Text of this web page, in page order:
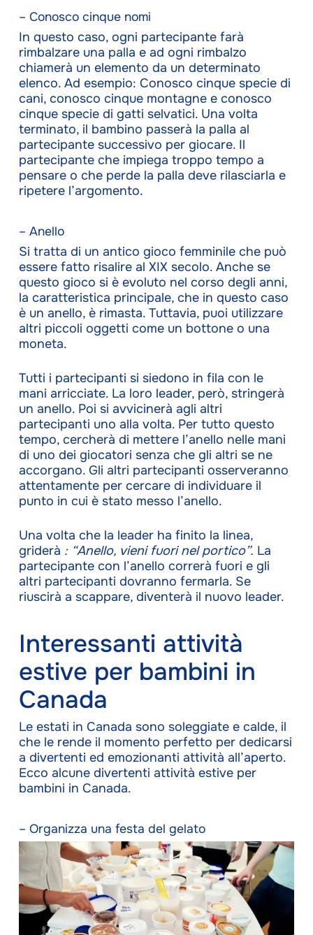
– Conosco cinque nomi
In questo caso, ogni partecipante farà
rimbalzare una palla e ad ogni rimbalzo
chiamerà un elemento da un determinato
elenco. Ad esempio: Conosco cinque specie di
cani, conosco cinque montagne e conosco
cinque specie di gatti selvatici. Una volta
terminato, il bambino passerà la palla al
partecipante successivo per giocare. Il
partecipante che impiega troppo tempo a
pensare o che perde la palla deve rilasciarla e
ripetere l’argomento.
– Anello
Si tratta di un antico gioco femminile che può
essere fatto risalire al XIX secolo. Anche se
questo gioco si è evoluto nel corso degli anni,
la caratteristica principale, che in questo caso
è un anello, è rimasta. Tuttavia, puoi utilizzare
altri piccoli oggetti come un bottone o una
moneta.
Tutti i partecipanti si siedono in fila con le
mani arricciate. La loro leader, però, stringerà
un anello. Poi si avvicinerà agli altri
partecipanti uno alla volta. Per tutto questo
tempo, cercherà di mettere l’anello nelle mani
di uno dei giocatori senza che gli altri se ne
accorgano. Gli altri partecipanti osserveranno
attentamente per cercare di individuare il
punto in cui è stato messo l’anello.
Una volta che la leader ha finito la linea,
griderà : “Anello, vieni fuori nel portico”. La
partecipante con l’anello correrà fuori e gli
altri partecipanti dovranno fermarla. Se
riuscirà a scappare, diventerà il nuovo leader.
Interessanti attività
estive per bambini in
Canada
Le estati in Canada sono soleggiate e calde, il
che le rende il momento perfetto per dedicarsi
a divertenti ed emozionanti attività all’aperto.
Ecco alcune divertenti attività estive per
bambini in Canada.
– Organizza una festa del gelato